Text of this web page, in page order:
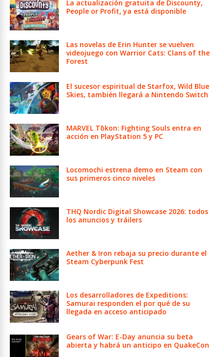
La actualización gratuita de Discounty,
People or Profit, ya está disponible
Las novelas de Erin Hunter se vuelven
videojuego con Warrior Cats: Clans of the
Forest
El sucesor espiritual de Starfox, Wild Blue
Skies, también llegará a Nintendo Switch
MARVEL Tōkon: Fighting Souls entra en
acción en PlayStation 5 y PC
Locomochi estrena demo en Steam con
sus primeros cinco niveles
THQ Nordic Digital Showcase 2026: todos
los anuncios y tráilers
Aether & Iron rebaja su precio durante el
Steam Cyberpunk Fest
Los desarrolladores de Expeditions:
Samurai responden el por qué de su
llegada en acceso anticipado
Gears of War: E-Day anuncia su beta
abierta y habrá un anticipo en QuakeCon